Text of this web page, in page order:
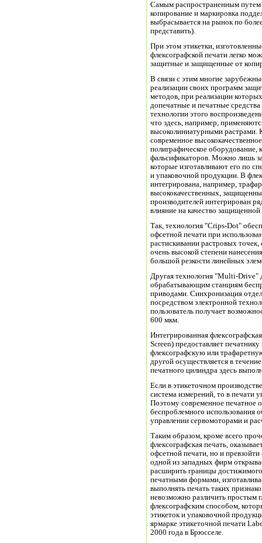
Самым распространенным путем
копирование и маркировка
выбрасывается на рынок по
представить).
При этом этикетки,
флексографской печати легко
защитные и защищенные от
В связи с этим многие
реализации своих программ
методов, при реализации
допечатные и печатные
технологии этого
что здесь, например,
высоколиниатурными растрами.
современное
полиграфическое оборудование,
фальсификаторов. Можно лишь
которые изготавливают его по
и упаковочной продукции. В
интегрирована, например,
высококачественных,
производителей интегрирован
влияние на качество защищенной
Так, технология "Crips-Dot"
офсетной печати при
растискивании растровых
очень высокой степени
большой резкости линейных
Другая технология "Multi-Drive"
обрабатывающим станциям
приводами. Синхронизация
посредством электронной
пользователь получает
600 мкм.
Интегрированная
Screen) предоставляет
флексографскую или
другой осуществляется в
печатного цилиндра здесь
Если в этикеточном
система измерений, то в печати
Поэтому современное печатное
беспроблемного использования
управлении сервомоторами и
Таким образом, кроме всего
флексографская печать,
офсетной печати, но и
одной из западных фирм
расширить границы
печатными формами,
выполнять печать таких
невозможно различить простым
флексографским способом,
этикеток и упаковочной
ярмарке этикеточной печати
2000 года в Брюсселе.